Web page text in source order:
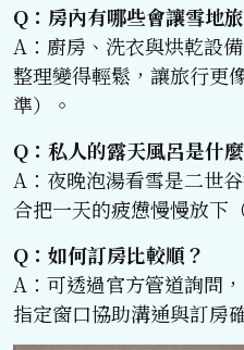
Q：房內有哪些會讓雪地
A：廚房、洗衣與烘乾設
整理變得輕鬆，讓旅行更
準）。
Q：私人的露天風呂是什
A：夜晚泡湯看雪是二世
合把一天的疲憊慢慢放下
Q：如何訂房比較順？
A：可透過官方管道詢問
指定窗口協助溝通與訂房